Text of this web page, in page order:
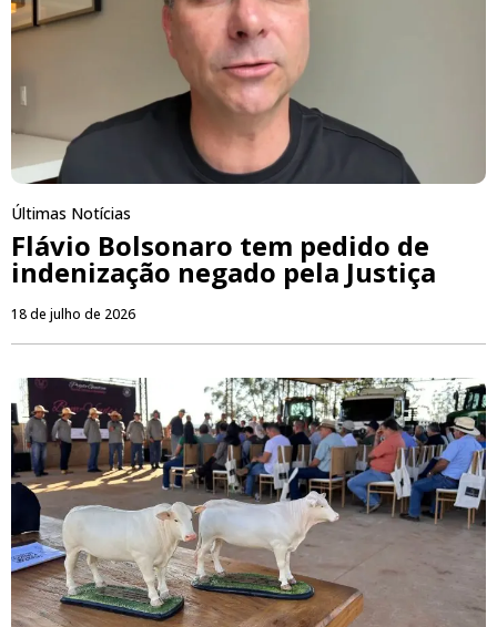
Últimas Notícias
Flávio Bolsonaro tem pedido de
indenização negado pela Justiça
18 de julho de 2026